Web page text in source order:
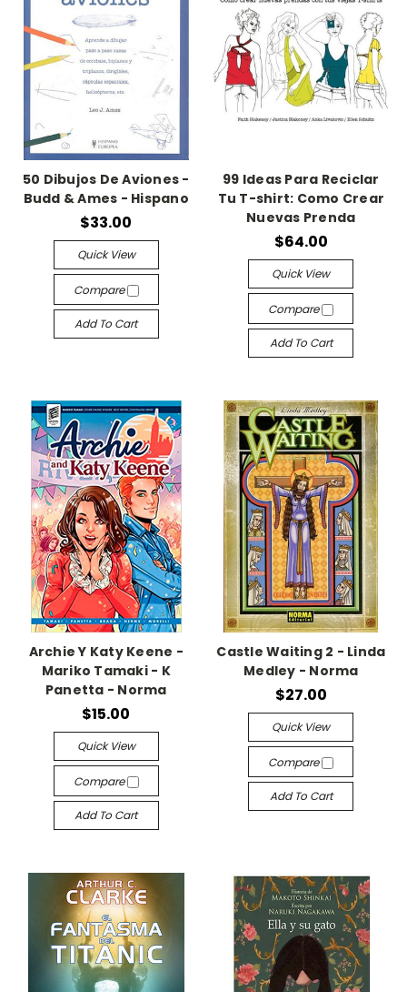
50 Dibujos De Aviones -
Budd & Ames - Hispano
$33.00
Quick View
Compare
Add To Cart
99 Ideas Para Reciclar
Tu T-shirt: Como Crear
Nuevas Prenda
$64.00
Quick View
Compare
Add To Cart
Archie Y Katy Keene -
Mariko Tamaki - K
Panetta - Norma
$15.00
Quick View
Compare
Add To Cart
Castle Waiting 2 - Linda
Medley - Norma
$27.00
Quick View
Compare
Add To Cart